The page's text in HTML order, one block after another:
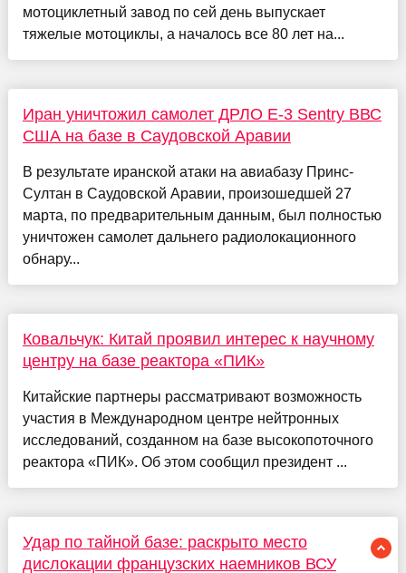
мотоциклетный завод по сей день выпускает
тяжелые мотоциклы, а началось все 80 лет на...
Иран уничтожил самолет ДРЛО E-3 Sentry ВВС
США на базе в Саудовской Аравии
В результате иранской атаки на авиабазу Принс-
Султан в Саудовской Аравии, произошедшей 27
марта, по предварительным данным, был полностью
уничтожен самолет дальнего радиолокационного
обнару...
Ковальчук: Китай проявил интерес к научному
центру на базе реактора «ПИК»
Китайские партнеры рассматривают возможность
участия в Международном центре нейтронных
исследований, созданном на базе высокопоточного
реактора «ПИК». Об этом сообщил президент ...
Удар по тайной базе: раскрыто место
дислокации французских наемников ВСУ